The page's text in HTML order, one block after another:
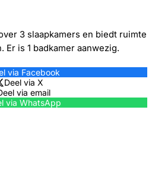
3 slaapkamers en biedt ruimte
Er is 1 badkamer aanwezig.
via Facebook
Deel via X
via email
via WhatsApp